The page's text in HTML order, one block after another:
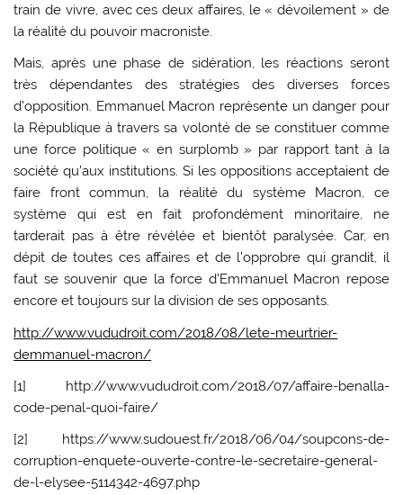
train de vivre, avec ces deux affaires, le « dévoilement » de
la réalité du pouvoir macroniste.
Mais, après une phase de sidération, les réactions seront
très dépendantes des stratégies des diverses forces
d’opposition. Emmanuel Macron représente un danger pour
la République à travers sa volonté de se constituer comme
une force politique « en surplomb » par rapport tant à la
société qu’aux institutions. Si les oppositions acceptaient de
faire front commun, la réalité du système Macron, ce
système qui est en fait profondément minoritaire, ne
tarderait pas à être révélée et bientôt paralysée. Car, en
dépit de toutes ces affaires et de l’opprobre qui grandit, il
faut se souvenir que la force d’Emmanuel Macron repose
encore et toujours sur la division de ses opposants.
http://www.vududroit.com/2018/08/lete-meurtrier-
demmanuel-macron/
[1] http://www.vududroit.com/2018/07/affaire-benalla-
code-penal-quoi-faire/
[2] https://www.sudouest.fr/2018/06/04/soupcons-de-
corruption-enquete-ouverte-contre-le-secretaire-general-
de-l-elysee-5114342-4697.php